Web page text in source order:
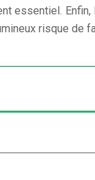
essentiel.
risque de